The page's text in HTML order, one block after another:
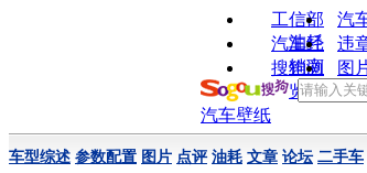
工信部
油耗
汽
汽车经
销商
违
搜狗浏
览器
图
汽车壁纸
车型综述 参数配置 图片 点评 油耗 文章 论坛 二手车